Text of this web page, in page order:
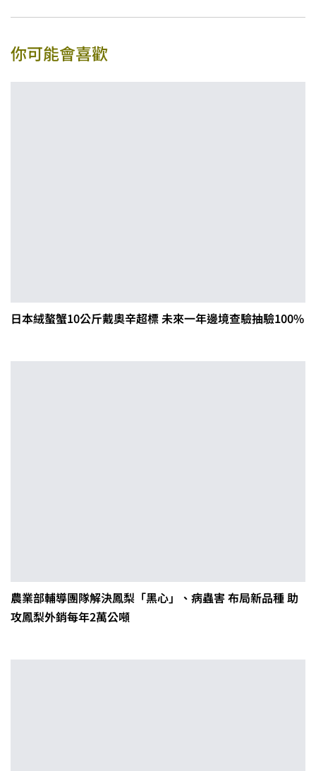
你可能會喜歡
日本絨螯蟹10公斤戴奧辛超標 未來一年邊境查驗抽驗100%
農業部輔導團隊解決鳳梨「黑心」、病蟲害 布局新品種 助
攻鳳梨外銷每年2萬公噸